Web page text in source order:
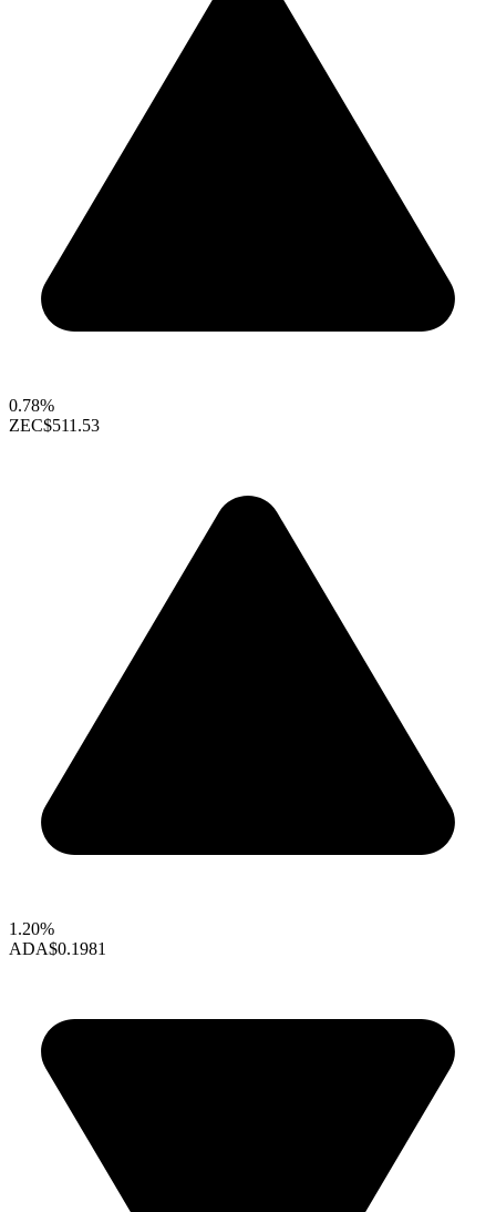
0.78%
ZEC$511.53
1.20%
ADA$0.1981